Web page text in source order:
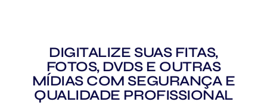
DIGITALIZE SUAS FITAS,
FOTOS, DVDS E OUTRAS
MÍDIAS COM SEGURANÇA E
QUALIDADE PROFISSIONAL